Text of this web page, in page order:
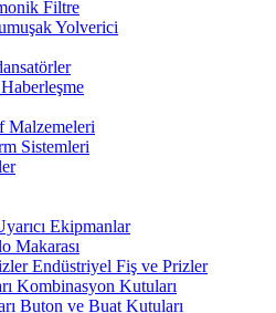
Filtre
Yolverici
Malzemeleri
Sistemleri
Ekipmanlar
Makarası
Endüstriyel Fiş ve Prizler
Kombinasyon Kutuları
Buton ve Buat Kutuları